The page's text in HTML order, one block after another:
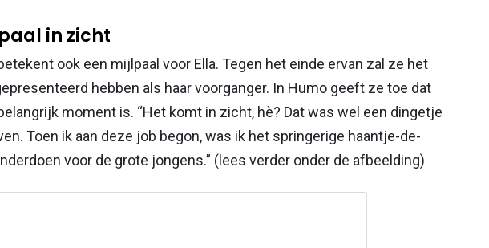
in zicht
ook een mijlpaal voor Ella. Tegen het einde ervan zal ze het
hebben als haar voorganger. In Humo geeft ze toe dat
moment is. “Het komt in zicht, hè? Dat was wel een dingetje
Toen ik aan deze job begon, was ik het springerige haantje-de-
voor de grote jongens.” (lees verder onder de afbeelding)